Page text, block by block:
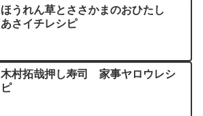
ほうれん草とささかまのおひたし
あさイチレシピ
木村拓哉押し寿司 家事ヤロウレシ
ピ